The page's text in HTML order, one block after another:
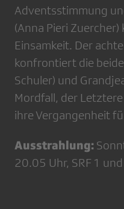
Adventsstimmung
(Anna Pieri
Einsamkeit. Der
konfrontiert die
Schuler) und
Mordfall, der
ihre Vergangenheit
Ausstrahlung:
20.05 Uhr, SRF 1